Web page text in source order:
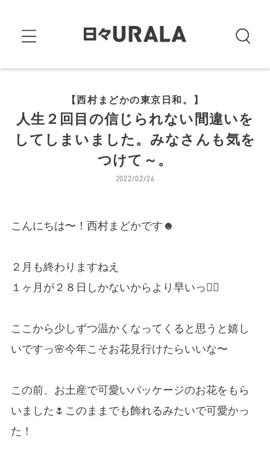
【西村まどかの東京日和。】
人生２回目の信じられない間違いを
してしまいました。みなさんも気を
つけて～。
2022/02/26
こんにちは〜！西村まどかです☻
２月も終わりますねえ
１ヶ月が２８日しかないからより早いっ🏃‍♀️
ここから少しずつ温かくなってくると思うと嬉し
いですっ🌸今年こそお花見行けたらいいな〜
この前、お土産で可愛いパッケージのお花をもら
いました🌷このままでも飾れるみたいで可愛かっ
た！